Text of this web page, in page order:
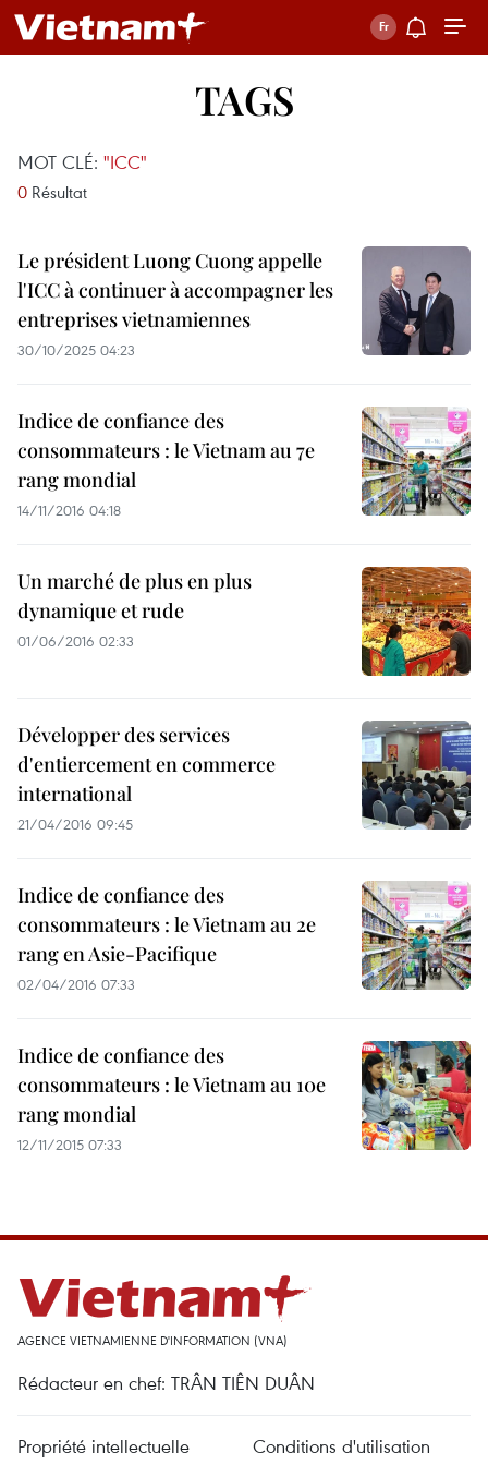
TAGS
MOT CLÉ: "ICC"
0 Résultat
Le président Luong Cuong appelle
l'ICC à continuer à accompagner les
entreprises vietnamiennes
30/10/2025 04:23
Indice de confiance des
consommateurs : le Vietnam au 7e
rang mondial
14/11/2016 04:18
Un marché de plus en plus
dynamique et rude
01/06/2016 02:33
Développer des services
d'entiercement en commerce
international
21/04/2016 09:45
Indice de confiance des
consommateurs : le Vietnam au 2e
rang en Asie-Pacifique
02/04/2016 07:33
Indice de confiance des
consommateurs : le Vietnam au 10e
rang mondial
12/11/2015 07:33
AGENCE VIETNAMIENNE D'INFORMATION (VNA)
Rédacteur en chef: TRÂN TIÊN DUÂN
Propriété intellectuelle Conditions d'utilisation